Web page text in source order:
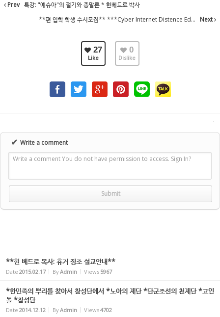
Prev 특강: "예슈아"의 절기와 종말론 * 현베드로 박사
**편 입학 학생 수시모집** ***Cyber Internet Distence Ed...
Next
27
Like
0
Dislike
✔ Write a comment
Write a comment You do not have permission to access. Sign In?
**현 베드로 목사: 휴거 징조 설교안내**
Date 2015.02.17 ByAdmin Views 5967
*한민족의 뿌리를 찾아서 참성단에서 *노아의 제단 *단군조선의 천제단 *고인
돌 *참성단
Date 2014.12.12 ByAdmin Views4702